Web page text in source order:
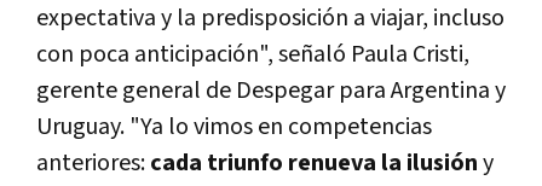
expectativa y la predisposición a viajar, incluso
con poca anticipación", señaló Paula Cristi,
gerente general de Despegar para Argentina y
Uruguay. "Ya lo vimos en competencias
anteriores:cada triunfo renueva la ilusióny